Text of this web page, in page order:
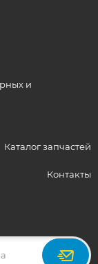
и
Каталог запчастей
Контакты